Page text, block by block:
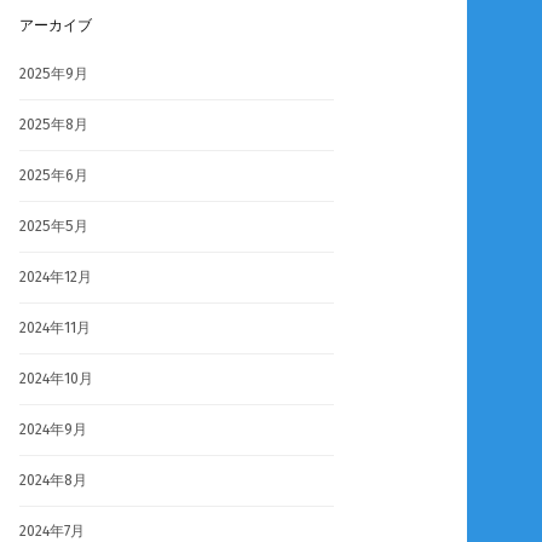
アーカイブ
2025年9月
2025年8月
2025年6月
2025年5月
2024年12月
2024年11月
2024年10月
2024年9月
2024年8月
2024年7月